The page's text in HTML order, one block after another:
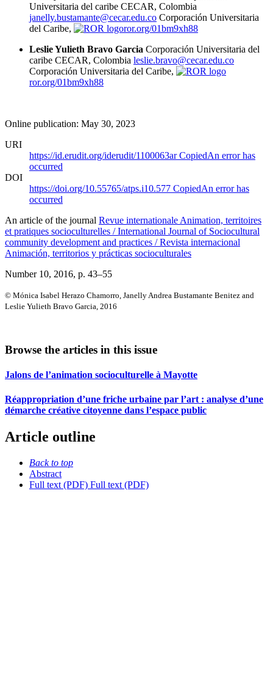
Universitaria del caribe CECAR, Colombia
janelly.bustamante@cecar.edu.co Corporación Universitaria
del Caribe,
ror.org/01bm9xh88
Leslie Yulieth Bravo Garcia Corporación Universitaria del
caribe CECAR, Colombia leslie.bravo@cecar.edu.co
Corporación Universitaria del Caribe,
ror.org/01bm9xh88
Online publication: May 30, 2023
URI
https://id.erudit.org/iderudit/1100063arCopiedAn error has
occurred
DOI
https://doi.org/10.55765/atps.i10.577 CopiedAn error has
occurred
An article of the journal Revue internationale Animation, territoires
et pratiques socioculturelles / International Journal of Sociocultural
community development and practices / Revista internacional
Animación, territorios y prácticas socioculturales
Number 10, 2016, p. 43–55
© Mónica Isabel Herazo Chamorro, Janelly Andrea Bustamante Benitez and
Leslie Yulieth Bravo Garcia, 2016
Browse the articles in this issue
Jalons de l’animation socioculturelle à Mayotte
Réappropriation d’une friche urbaine par l’art : analyse d’une
démarche créative citoyenne dans l’espace public
Article outline
Back to top
Abstract
Full text (PDF) Full text (PDF)